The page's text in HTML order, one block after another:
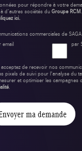
pour répondre à votre
d’autres sociétés du Groupe RCM
ici.
commerciales de
email
par
de recevoir nos
pixels de suivi pour l'analyse du
et optimiser les campagnes
.
ma demande